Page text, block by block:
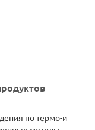
по термо-и